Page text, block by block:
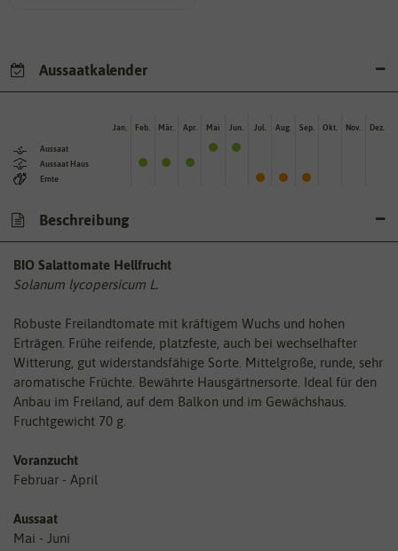
Aussaatkalender
Aussaat
Aussaat Haus
Ernte
Jan. Feb. Mär. Apr. Mai Jun. Jul. Aug. Sep. Okt. Nov. Dez.
Beschreibung
BIO Salattomate Hellfrucht
Solanum lycopersicum L.
Robuste Freilandtomate mit kräftigem Wuchs und hohen
Erträgen. Frühe reifende, platzfeste, auch bei wechselhafter
Witterung, gut widerstandsfähige Sorte. Mittelgroße, runde, sehr
aromatische Früchte. Bewährte Hausgärtnersorte. Ideal für den
Anbau im Freiland, auf dem Balkon und im Gewächshaus.
Fruchtgewicht 70 g.
Voranzucht
Februar - April
Aussaat
Mai - Juni